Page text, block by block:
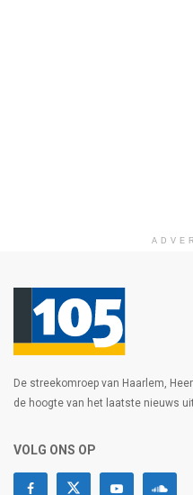
De streekomroep van Haarlem,
de hoogte van het laatste nieuws
VOLG ONS OP